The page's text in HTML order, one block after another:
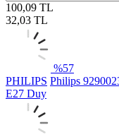
100,09 TL
32,03 TL
%57
PHILIPS Philips
E27 Duy